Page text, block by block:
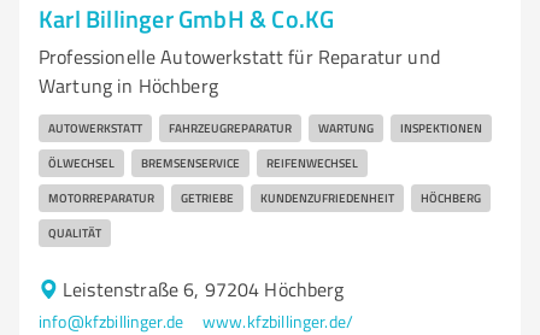
Karl Billinger GmbH & Co.KG
Professionelle Autowerkstatt für Reparatur und
Wartung in Höchberg
AUTOWERKSTATT FAHRZEUGREPARATUR WARTUNG INSPEKTIONEN
ÖLWECHSEL BREMSENSERVICE REIFENWECHSEL
MOTORREPARATUR GETRIEBE KUNDENZUFRIEDENHEIT HÖCHBERG
QUALITÄT
Leistenstraße 6, 97204 Höchberg
info@kfzbillinger.de www.kfzbillinger.de/